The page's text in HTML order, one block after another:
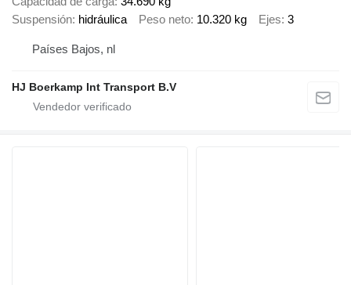
Suspensión hidráulica Peso neto 10.320 kg Ejes 3
Países Bajos, nl
HJ Boerkamp Int Transport B.V